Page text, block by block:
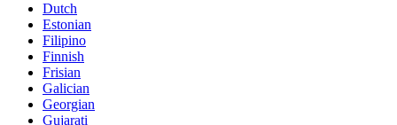
Dutch
Estonian
Filipino
Finnish
Frisian
Galician
Georgian
Gujarati